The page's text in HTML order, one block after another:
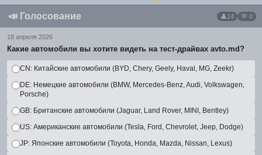
📣 Голосование 14 💬 0
18 апреля 2026
Какие автомобили вы хотите видеть на тест-драйвах avto.md?
CN: Китайские автомобили (BYD, Chery, Geely, Haval, MG, Zeekr)
DE: Немецкие автомобили (BMW, Mercedes-Benz, Audi, Volkswagen,
Porsche)
GB: Британские автомобили (Jaguar, Land Rover, MINI, Bentley)
US: Американские автомобили (Tesla, Ford, Chevrolet, Jeep, Dodge)
JP: Японские автомобили (Toyota, Honda, Mazda, Nissan, Lexus)